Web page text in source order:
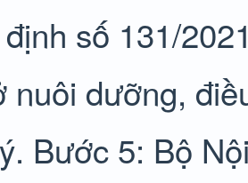
số 131/
nuôi dưỡng,
Bước 5: Bộ